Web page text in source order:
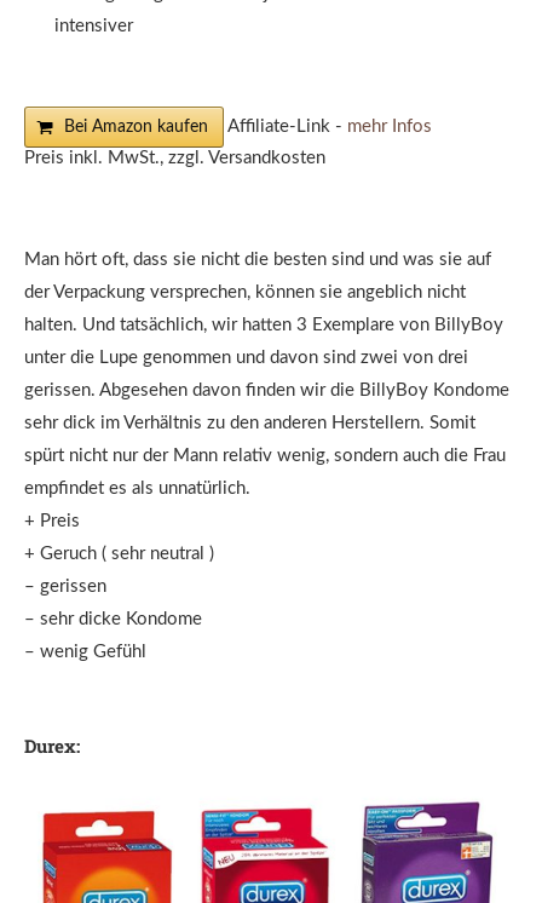
intensiver
Bei Amazon kaufen Affiliate-Link - mehr Infos
Preis inkl. MwSt., zzgl. Versandkosten
Man hört oft, dass sie nicht die besten sind und was sie auf
der Verpackung versprechen, können sie angeblich nicht
halten. Und tatsächlich, wir hatten 3 Exemplare von BillyBoy
unter die Lupe genommen und davon sind zwei von drei
gerissen. Abgesehen davon finden wir die BillyBoy Kondome
sehr dick im Verhältnis zu den anderen Herstellern. Somit
spürt nicht nur der Mann relativ wenig, sondern auch die Frau
empfindet es als unnatürlich.
+ Preis
+ Geruch ( sehr neutral )
– gerissen
– sehr dicke Kondome
– wenig Gefühl
Durex: